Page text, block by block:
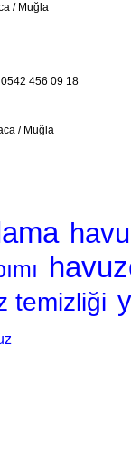
/ Muğla
0542 456 09 18
/ Muğla
temizliği